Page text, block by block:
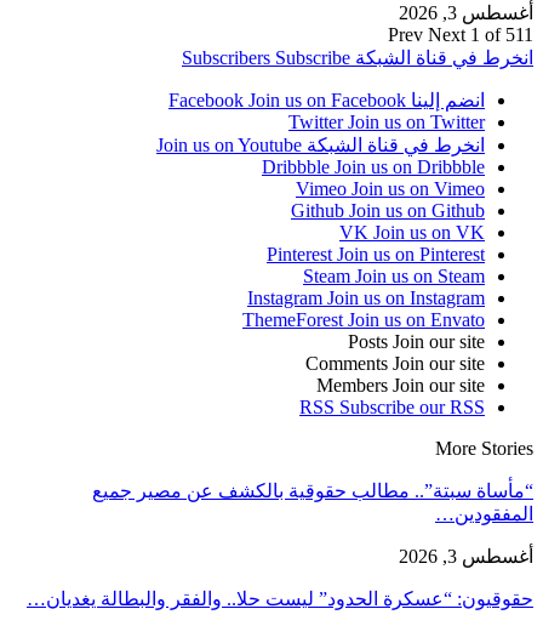
أغسطس 3, 2026
Prev Next 1 of 511
انخرط في قناة الشبكة
Subscribers Subscribe
انضم إلينا Facebook Join us on Facebook
Twitter Join us on Twitter
انخرط في قناة الشبكة Join us on Youtube
Dribbble Join us on Dribbble
Vimeo Join us on Vimeo
Github Join us on Github
VK Join us on VK
Pinterest Join us on Pinterest
Steam Join us on Steam
Instagram Join us on Instagram
ThemeForest Join us on Envato
Posts Join our site
Comments Join our site
Members Join our site
RSS Subscribe our RSS
More Stories
“مأساة سبتة”.. مطالب حقوقية بالكشف عن مصير جميع
المفقودين…
أغسطس 3, 2026
حقوقيون: “عسكرة الحدود” ليست حلا.. والفقر والبطالة يغديان…